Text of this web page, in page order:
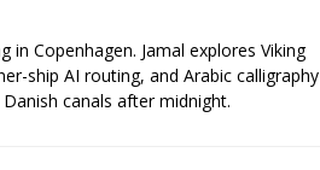
Copenhagen. Jamal explores Viking
ship AI routing, and Arabic calligraphy
canals after midnight.